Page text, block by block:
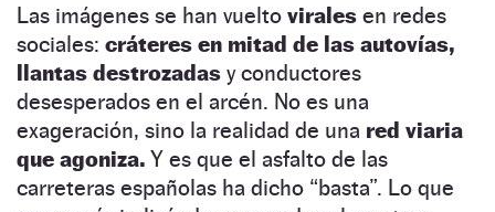
Las imágenes se han vuelto virales en redes
sociales: cráteres en mitad de las autovías,
llantas destrozadas y conductores
desesperados en el arcén. No es una
exageración, sino la realidad de una red viaria
que agoniza. Y es que el asfalto de las
carreteras españolas ha dicho “basta”. Lo que